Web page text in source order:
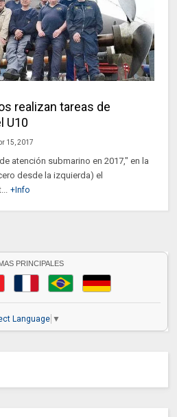
realizan tareas de
U10
15, 2017
atención submarino en 2017," en la
desde la izquierda) el
+Info
PRINCIPALES
Language ▼